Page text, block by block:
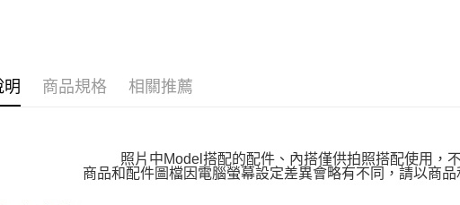
7-11取貨付款
【上班族穿搭】
明 商品規格 相關推薦
照片中Model搭配的配件、內搭僅供拍照搭配使用，
商品和配件圖檔因電腦螢幕設定差異會略有不同，請以商